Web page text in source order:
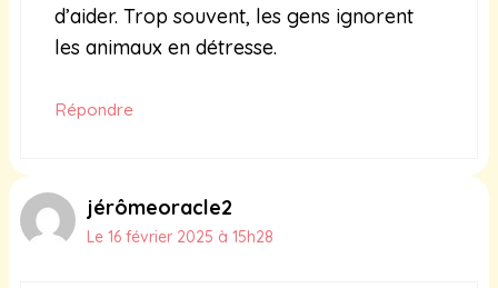
d’aider. Trop souvent, les gens ignorent
les animaux en détresse.
Répondre
jérômeoracle2
Le 16 février 2025 à 15h28